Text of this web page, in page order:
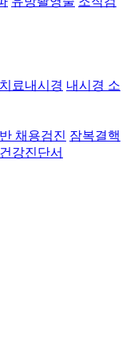
치료내시경 내시경 소
채용검진 잠복결핵
강진단서